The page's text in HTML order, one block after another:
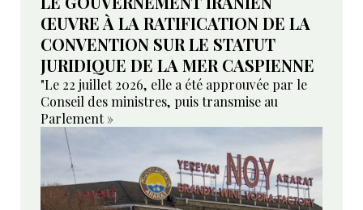
ŒUVRE À LA RATIFICATION DE LA
CONVENTION SUR LE STATUT
JURIDIQUE DE LA MER CASPIENNE
"Le 22 juillet 2026, elle a été approuvée par le
Conseil des ministres, puis transmise au
Parlement »